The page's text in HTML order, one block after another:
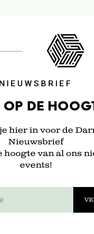
NIEUWSBRIEF
de
hier in voor de
Nieuwsbrief
hoogte van al ons
events!